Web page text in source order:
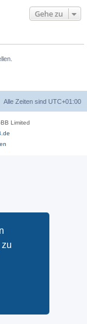
Gehe zu
Alle Zeiten sind UTC+01:00
Limited